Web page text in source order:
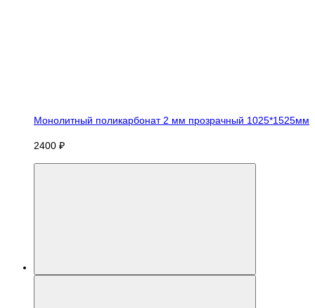
Монолитный поликарбонат 2 мм прозрачный 1025*1525мм
2400 ₽